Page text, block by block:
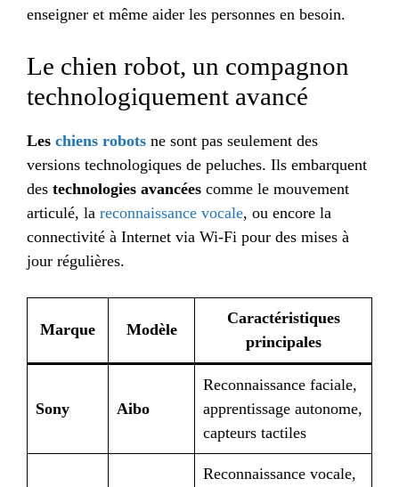
enseigner et même aider les personnes en besoin.
Le chien robot, un compagnon
technologiquement avancé
Les chiens robots ne sont pas seulement des
versions technologiques de peluches. Ils embarquent
des technologies avancées comme le mouvement
articulé, la reconnaissance vocale, ou encore la
connectivité à Internet via Wi-Fi pour des mises à
jour régulières.
Marque Modèle
Caractéristiques
principales
Sony Aibo
Reconnaissance faciale,
apprentissage autonome,
capteurs tactiles
Reconnaissance vocale,